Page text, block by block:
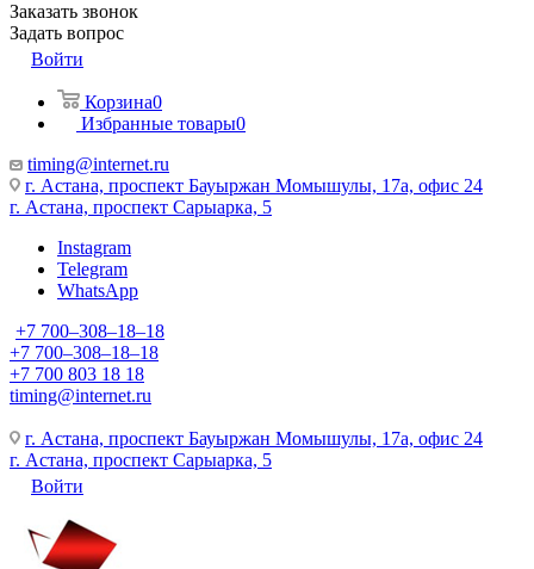
Заказать звонок
Задать вопрос
Войти
Корзина0
Избранные товары0
timing@internet.ru
г. Астана, проспект Бауыржан Момышулы, 17а, офис 24
г. Астана, проспект Сарыарка, 5
Instagram
Telegram
WhatsApp
+7 700‒308‒18‒18
+7 700‒308‒18‒18
+7 700 803 18 18
timing@internet.ru
г. Астана, проспект Бауыржан Момышулы, 17а, офис 24
г. Астана, проспект Сарыарка, 5
Войти